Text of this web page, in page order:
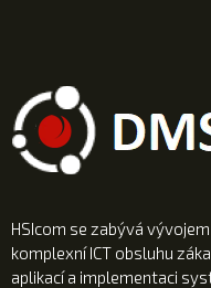
HSIcom se zabývá
komplexní ICT obsluhu
aplikací a implementaci